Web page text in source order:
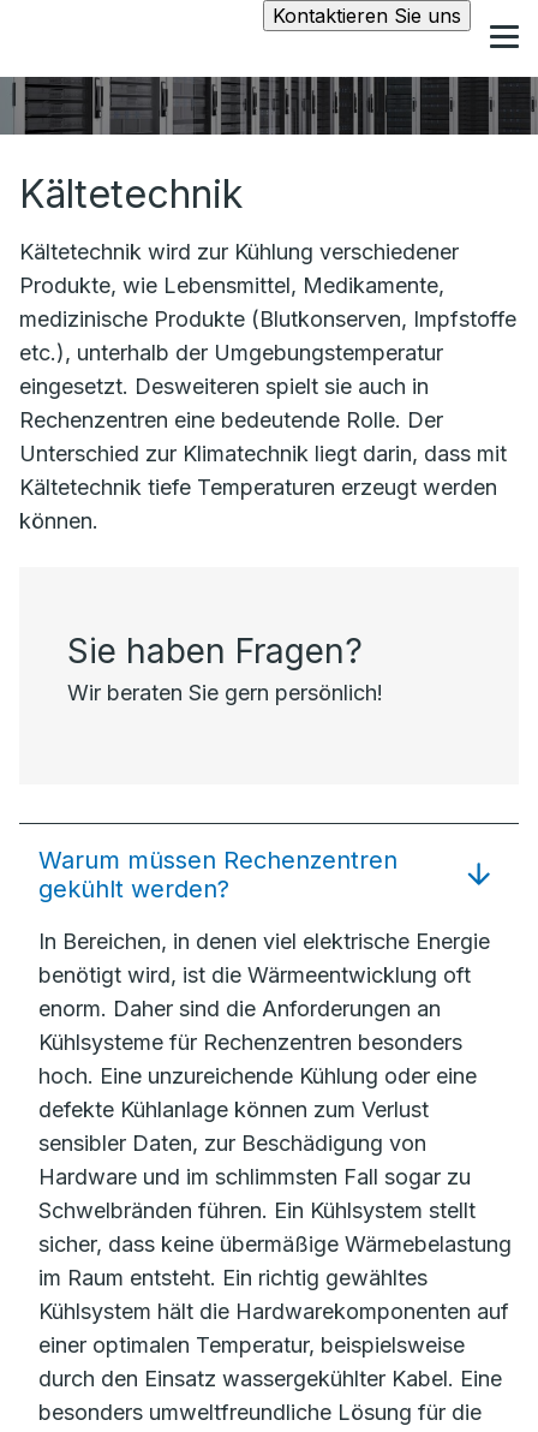
Kontaktieren Sie uns
Kältetechnik
Kältetechnik wird zur Kühlung verschiedener
Produkte, wie Lebensmittel, Medikamente,
medizinische Produkte (Blutkonserven, Impfstoffe
etc.), unterhalb der Umgebungstemperatur
eingesetzt. Desweiteren spielt sie auch in
Rechenzentren eine bedeutende Rolle. Der
Unterschied zur Klimatechnik liegt darin, dass mit
Kältetechnik tiefe Temperaturen erzeugt werden
können.
Sie haben Fragen?
Wir beraten Sie gern persönlich!
Warum müssen Rechenzentren
gekühlt werden?
In Bereichen, in denen viel elektrische Energie
benötigt wird, ist die Wärmeentwicklung oft
enorm. Daher sind die Anforderungen an
Kühlsysteme für Rechenzentren besonders
hoch. Eine unzureichende Kühlung oder eine
defekte Kühlanlage können zum Verlust
sensibler Daten, zur Beschädigung von
Hardware und im schlimmsten Fall sogar zu
Schwelbränden führen. Ein Kühlsystem stellt
sicher, dass keine übermäßige Wärmebelastung
im Raum entsteht. Ein richtig gewähltes
Kühlsystem hält die Hardwarekomponenten auf
einer optimalen Temperatur, beispielsweise
durch den Einsatz wassergekühlter Kabel. Eine
besonders umweltfreundliche Lösung für die